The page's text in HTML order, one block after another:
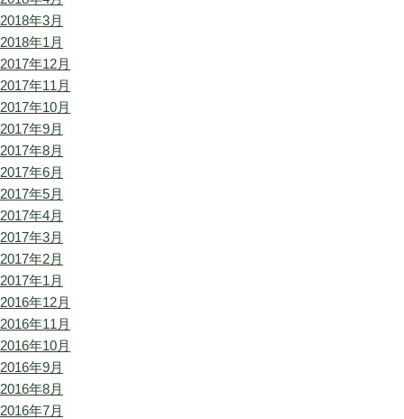
2018年3月
2018年1月
2017年12月
2017年11月
2017年10月
2017年9月
2017年8月
2017年6月
2017年5月
2017年4月
2017年3月
2017年2月
2017年1月
2016年12月
2016年11月
2016年10月
2016年9月
2016年8月
2016年7月